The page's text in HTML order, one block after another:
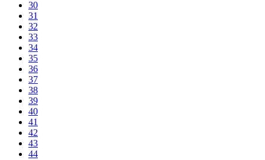
30
31
32
33
34
35
36
37
38
39
40
41
42
43
44